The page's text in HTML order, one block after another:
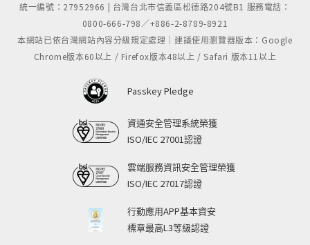
統一編號：27952966 | 台灣台北市信義區松德路204號B1 服務電話：
0800-666-798／+886-2-8789-8921
本網站已依台灣網站內容分級規定處理｜建議使用瀏覽器版本：Google
Chrome版本60以上 / Firefox版本48以上 / Safari 版本11以上
Passkey Pledge
資通安全管理系統榮獲
ISO/IEC 27001認證
雲端服務資訊安全管理榮獲
ISO/IEC 27017認證
行動應用APP基本資安
標章最高L3等級認證